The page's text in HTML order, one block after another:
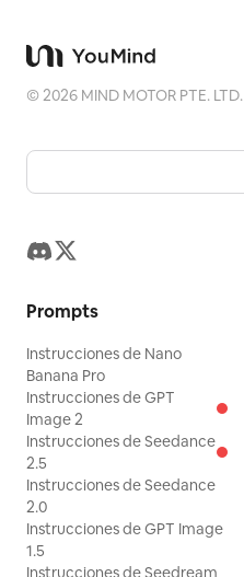
©2026 MIND MOTOR PTE. LTD.
Prompts
Instrucciones de Nano
Banana Pro
Instrucciones de GPT
Image 2
Instrucciones de Seedance
2.5
Instrucciones de Seedance
2.0
Instrucciones de GPT Image
1.5
Instrucciones de Seedream